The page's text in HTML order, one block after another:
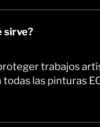
sirve?
trabajos
las pinturas